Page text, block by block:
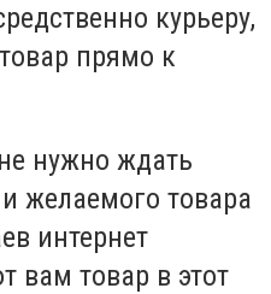
курьеру,
прямо к
нужно ждать
желаемого товара
интернет
вам товар в этот